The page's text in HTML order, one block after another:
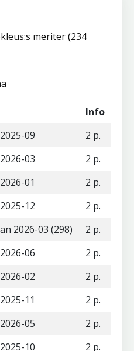
meriter (234
Info
09
2 p.
03
2 p.
01
2 p.
12
2 p.
2026-03 (298)
2 p.
06
2 p.
02
2 p.
11
2 p.
05
2 p.
10
2 p.